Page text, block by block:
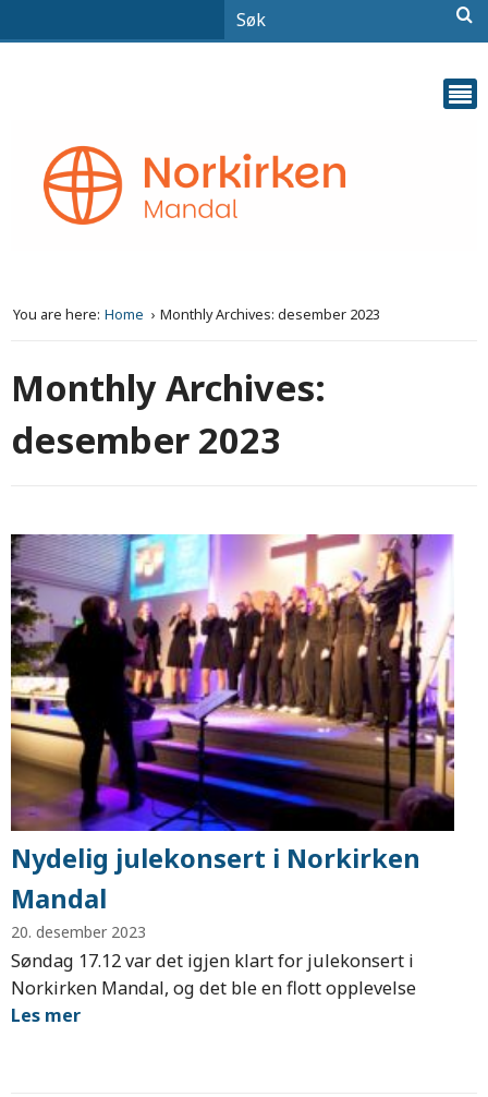
You are here: Home Monthly Archives: desember 2023
Monthly Archives:
desember 2023
Nydelig julekonsert i Norkirken
Mandal
20. desember 2023
Søndag 17.12 var det igjen klart for julekonsert i
Norkirken Mandal, og det ble en flott opplevelse
Les mer